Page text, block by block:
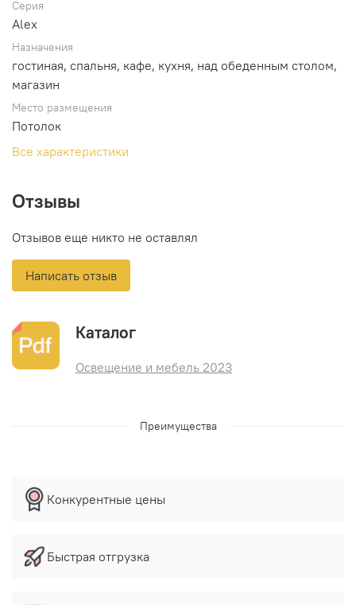
Серия
Alex
Назначения
гостиная, спальня, кафе, кухня, над обеденным столом,
магазин
Место размещения
Потолок
Все характеристики
Отзывы
Отзывов еще никто не оставлял
Написать отзыв
Каталог
Освещение и мебель 2023
Преимущества
Конкурентные цены
Быстрая отгрузка